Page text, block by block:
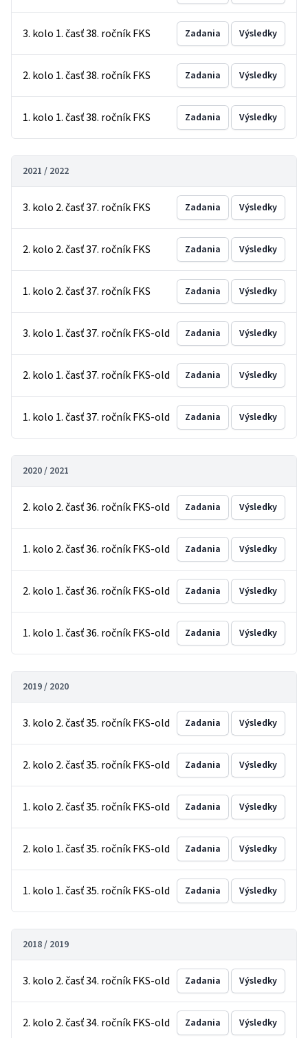
3. kolo 1. časť 38. ročník FKS Zadania Výsledky
2. kolo 1. časť 38. ročník FKS Zadania Výsledky
1. kolo 1. časť 38. ročník FKS Zadania Výsledky
2021 / 2022
3. kolo 2. časť 37. ročník FKS Zadania Výsledky
2. kolo 2. časť 37. ročník FKS Zadania Výsledky
1. kolo 2. časť 37. ročník FKS Zadania Výsledky
3. kolo 1. časť 37. ročník FKS-old Zadania Výsledky
2. kolo 1. časť 37. ročník FKS-old Zadania Výsledky
1. kolo 1. časť 37. ročník FKS-old Zadania Výsledky
2020 / 2021
2. kolo 2. časť 36. ročník FKS-old Zadania Výsledky
1. kolo 2. časť 36. ročník FKS-old Zadania Výsledky
2. kolo 1. časť 36. ročník FKS-old Zadania Výsledky
1. kolo 1. časť 36. ročník FKS-old Zadania Výsledky
2019 / 2020
3. kolo 2. časť 35. ročník FKS-old Zadania Výsledky
2. kolo 2. časť 35. ročník FKS-old Zadania Výsledky
1. kolo 2. časť 35. ročník FKS-old Zadania Výsledky
2. kolo 1. časť 35. ročník FKS-old Zadania Výsledky
1. kolo 1. časť 35. ročník FKS-old Zadania Výsledky
2018 / 2019
3. kolo 2. časť 34. ročník FKS-old Zadania Výsledky
2. kolo 2. časť 34. ročník FKS-old Zadania Výsledky